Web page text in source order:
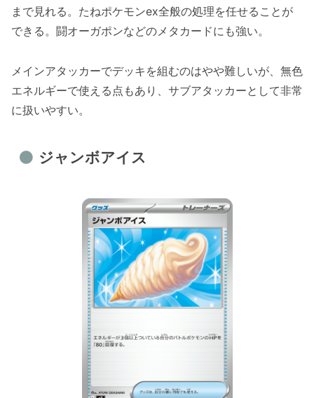
まで見れる。たねポケモンex全般の処理を任せることが
できる。闘オーガポンなどのメタカードにも強い。
メインアタッカーでデッキを組むのはやや難しいが、無色
エネルギーで使える点もあり、サブアタッカーとして非常
に扱いやすい。
ジャンボアイス